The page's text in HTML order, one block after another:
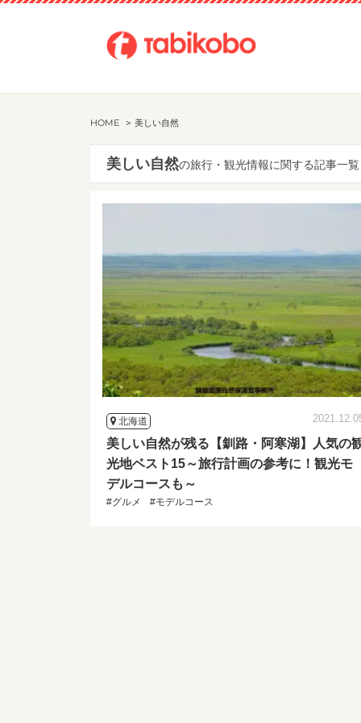
HOME 美しい自然
美しい自然の旅行・観光情報に関する記事一
北海道
美しい自然が残る【釧路・阿寒湖】人気の
光地ベスト15～旅行計画の参考に！観光モ
デルコースも～
#グルメ #モデルコース